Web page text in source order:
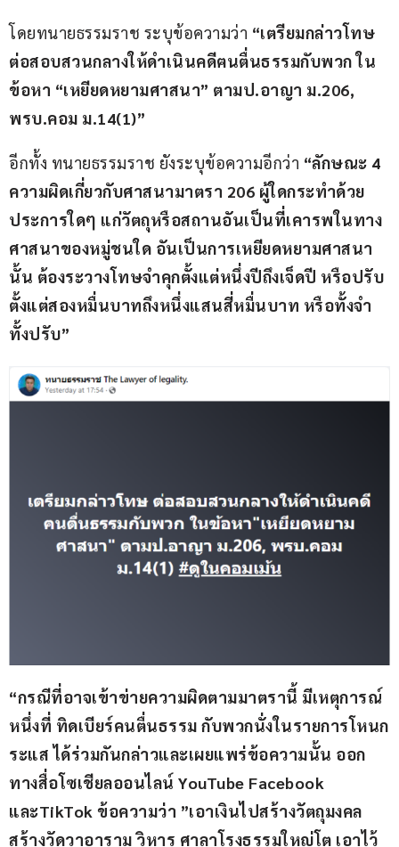
โดยทนายธรรมราช ระบุข้อความว่า “เตรียมกล่าวโทษ
ต่อสอบสวนกลางให้ดำเนินคดีฅนตื่นธรรมกับพวก ใน
ข้อหา “เหยียดหยามศาสนา” ตามป.อาญา ม.206,
พรบ.คอม ม.14(1)”
อีกทั้ง ทนายธรรมราช ยังระบุข้อความอีกว่า “ลักษณะ 4
ความผิดเกี่ยวกับศาสนามาตรา 206 ผู้ใดกระทำด้วย
ประการใดๆ แก่วัตถุหรือสถานอันเป็นที่เคารพในทาง
ศาสนาของหมู่ชนใด อันเป็นการเหยียดหยามศาสนา
นั้น ต้องระวางโทษจำคุกตั้งแต่หนึ่งปีถึงเจ็ดปี หรือปรับ
ตั้งแต่สองหมื่นบาทถึงหนึ่งแสนสี่หมื่นบาท หรือทั้งจำ
ทั้งปรับ”
“กรณีที่อาจเข้าข่ายความผิดตามมาตรานี้ มีเหตุการณ์
หนึ่งที่ ทิดเบียร์คนตื่นธรรม​ กับพวกนั่งในรายการโหนก
ระแส​ ได้ร่วมกันกล่าวและเผยแพร่ข้อความนั้น ออก
ทางสื่อโซเชียลออนไลน์ YouTube Facebook
และTikTok ข้อความว่า ​”เอาเงินไปสร้างวัตถุมงคล
สร้างวัดวาอาราม วิหาร ศาลาโรงธรรมใหญ่โต​ เอาไว้